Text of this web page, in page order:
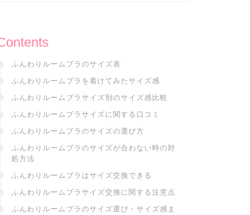
ふんわりルームブラのサイズ表
ふんわりルームブラを着けてみたサイズ感
ふんわりルームブラサイズ別のサイズ感比較
ふんわりルームブラサイズに関する口コミ
ふんわりルームブラのサイズの選び方
ふんわりルームブラのサイズが合わない時の対
処方法
ふんわりルームブラはサイズ交換できる
ふんわりルームブラサイズ交換に関する注意点
ふんわりルームブラのサイズ選び・サイズ感ま